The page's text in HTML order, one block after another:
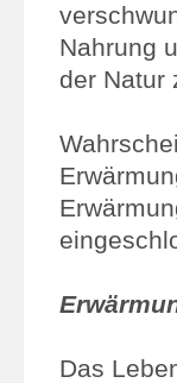
Nahrung
der Natur
Das